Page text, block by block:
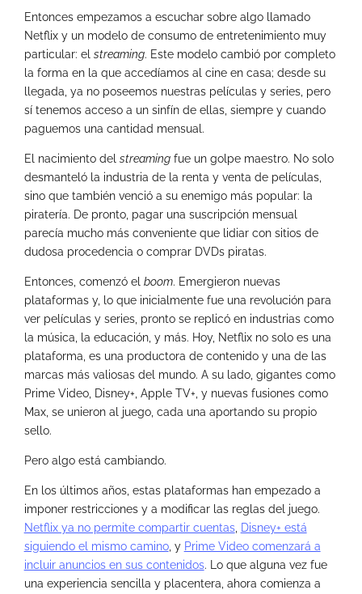
Entonces empezamos a escuchar sobre algo llamado
Netflix y un modelo de consumo de entretenimiento muy
particular: el streaming. Este modelo cambió por completo
la forma en la que accedíamos al cine en casa; desde su
llegada, ya no poseemos nuestras películas y series, pero
sí tenemos acceso a un sinfín de ellas, siempre y cuando
paguemos una cantidad mensual.
El nacimiento del streamingfue un golpe maestro. No solo
desmanteló la industria de la renta y venta de películas,
sino que también venció a su enemigo más popular: la
piratería. De pronto, pagar una suscripción mensual
parecía mucho más conveniente que lidiar con sitios de
dudosa procedencia o comprar DVDs piratas.
Entonces, comenzó el boom. Emergieron nuevas
plataformas y, lo que inicialmente fue una revolución para
ver películas y series, pronto se replicó en industrias como
la música, la educación, y más. Hoy, Netflix no solo es una
plataforma, es una productora de contenido y una de las
marcas más valiosas del mundo. A su lado, gigantes como
Prime Video, Disney+, Apple TV+, y nuevas fusiones como
Max, se unieron al juego, cada una aportando su propio
sello.
Pero algo está cambiando.
En los últimos años, estas plataformas han empezado a
imponer restricciones y a modificar las reglas del juego.
Netflix ya no permite compartir cuentas, Disney+ está
siguiendo el mismo camino, y Prime Video comenzará a
incluir anuncios en sus contenidos. Lo que alguna vez fue
una experiencia sencilla y placentera, ahora comienza a